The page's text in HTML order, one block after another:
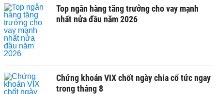
Top ngân hàng tăng trưởng cho vay mạnh
nhất nửa đầu năm 2026
Chứng khoán VIX chốt ngày chia cổ tức ngay
trong tháng 8